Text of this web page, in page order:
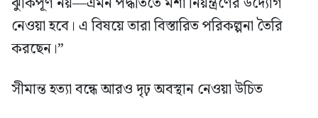
নেওয়া হবে। এ বিষয়ে তারা বিস্তারিত পরিকল্পনা তৈরি
করছেন।”
সীমান্ত হত্যা বন্ধে আরও দৃঢ় অবস্থান নেওয়া উচিত